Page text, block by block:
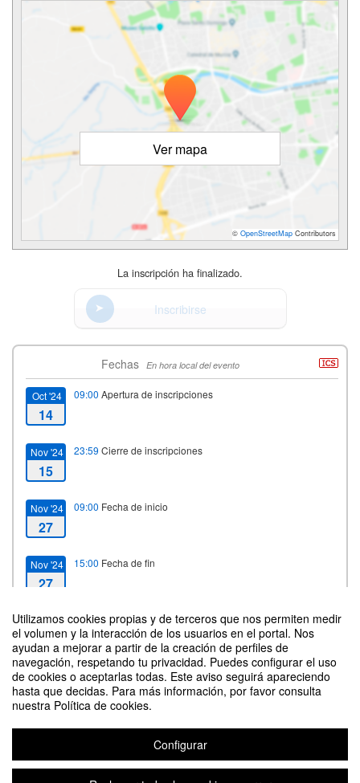
Utilizamos cookies propias y de terceros que nos permiten medir
el volumen y la interacción de los usuarios en el portal. Nos
ayudan a mejorar a partir de la creación de perfiles de
navegación, respetando tu privacidad. Puedes configurar el uso
de cookies o aceptarlas todas. Este aviso seguirá apareciendo
hasta que decidas. Para más información, por favor consulta
nuestra Política de cookies.
Configurar
Ver mapa
© OpenStreetMap Contributors
La inscripción ha finalizado.
Inscribirse
Fechas En hora local del evento
Oct '24
14
09:00 Apertura de inscripciones
Nov '24
15
23:59 Cierre de inscripciones
Nov '24
27
09:00 Fecha de inicio
Nov '24
27
15:00 Fecha de fin
Contacto
III Torneo Inclusivo de Fútbol Ciegos y Hogar Digital Accesible
Organizado por Gerencia, Unidad de Accesibilidad y Atención a la